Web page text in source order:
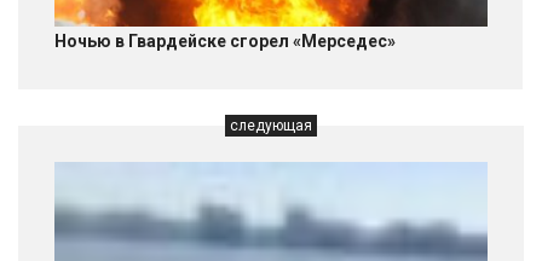
Ночью в Гвардейске сгорел «Мерседес»
следующая